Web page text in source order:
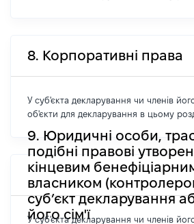
8. Корпоративні права
У суб'єкта декларування чи членів його
об'єкти для декларування в цьому
9. Юридичні особи,
подібні правові
кінцевим
власником
суб’єкт декларування
його сім'ї
У суб'єкта декларування чи членів його